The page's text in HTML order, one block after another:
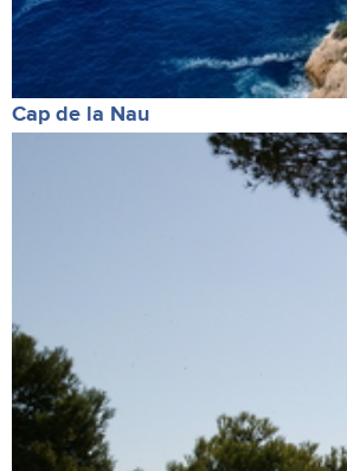
Cap de la Nau